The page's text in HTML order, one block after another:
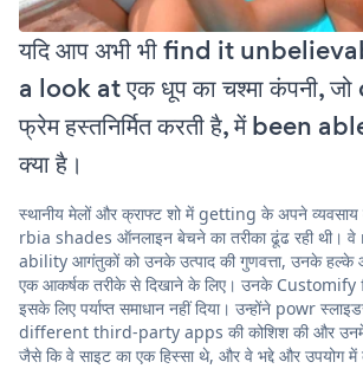
यदि आप अभी भी find it
a look at एक धूप का चश्मा कंपनी,
फ्रेम हस्तनिर्मित करती है, में been
क्या है।
स्थानीय मेलों और क्राफ्ट शो में getting के अपने व्यवसाय
rbia shades ऑनलाइन बेचने का तरीका ढूंढ रही थी।
ability आगंतुकों को उनके उत्पाद की गुणवत्ता, उनके हल्के
एक आकर्षक तरीके से दिखाने के लिए। उनके
इसके लिए पर्याप्त समाधान नहीं दिया। उन्होंने powr
different third-party apps की कोशिश की और उनमें
जैसे कि वे साइट का एक हिस्सा थे, और वे भद्दे और उपयोग में